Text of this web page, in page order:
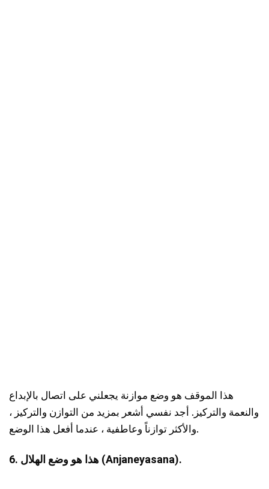
هذا الموقف هو وضع موازنة يجعلني على اتصال بالإبداع
والنعمة والتركيز. أجد نفسي أشعر بمزيد من التوازن والتركيز ،
والأكثر توازناً وعاطفية ، عندما أفعل هذا الوضع.
6. هذا هو وضع الهلال (Anjaneyasana).